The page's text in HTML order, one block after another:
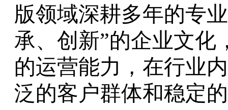
版领域深耕多年的专
承、创新”的企业文化
的运营能力，在行业
泛的客户群体和稳定